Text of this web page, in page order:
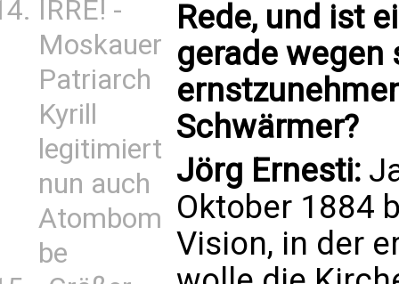
IRRE! -
Moskauer
Patriarch
Kyrill
legitimiert
nun auch
Atombom
be
Rede, und ist
gerade
Schwärmer?
Jörg Ernesti:
Oktober 1884
Vision, in der